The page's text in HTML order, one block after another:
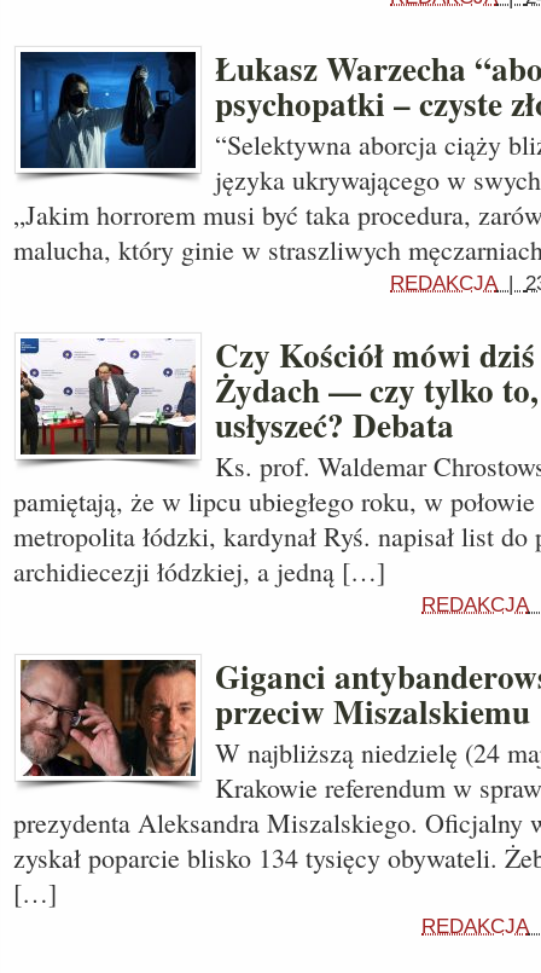
Łukasz Warzecha
psychopatki – czyste
“Selektywna aborcja ciąży
języka ukrywającego w
„Jakim horrorem musi być taka procedura,
malucha, który ginie w straszliwych
REDAKCJA|
Czy Kościół mówi
Żydach — czy tylko to,
usłyszeć? Debata
Ks. prof. Waldemar
pamiętają, że w lipcu ubiegłego roku, w
metropolita łódzki, kardynał Ryś. napisał list
archidiecezji łódzkiej, a jedną […]
REDAKCJA
Giganci
przeciw Miszalskiemu
W najbliższą niedzielę (24
Krakowie referendum w
prezydenta Aleksandra Miszalskiego. Oficjalny
zyskał poparcie blisko 134 tysięcy obywateli.
[…]
REDAKCJA